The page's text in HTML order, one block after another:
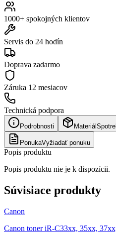
1000+ spokojných klientov
Servis do 24 hodín
Doprava zadarmo
Záruka 12 mesiacov
Technická podpora
Podrobnosti Materiál
PonukaVyžiadať ponuku
Popis produktu
Popis produktu nie je k dispozícii.
Súvisiace produkty
Canon
Canon toner iR-C33xx, 35xx,